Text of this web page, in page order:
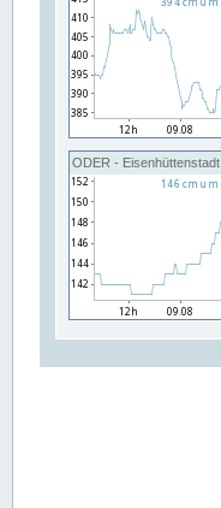
ODER - Eisenhüttenstadt